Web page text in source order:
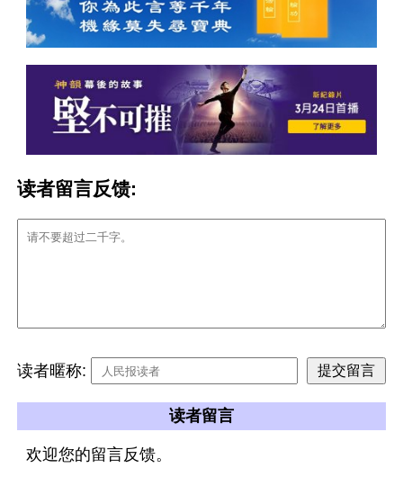
读者留言反馈:
读者暱称:
读者留言
欢迎您的留言反馈。